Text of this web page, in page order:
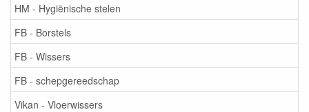
HM - Hygiënische stelen
FB - Borstels
FB - Wissers
FB - schepgereedschap
Vikan - Vloerwissers